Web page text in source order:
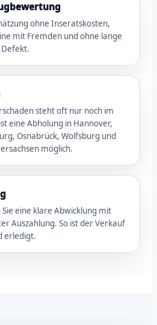
ohne Inseratskosten,
mit Fremden und ohne lange
Defekt.
steht oft nur noch im
eine Abholung in Hannover,
Osnabrück, Wolfsburg und
möglich.
eine klare Abwicklung mit
Auszahlung. So ist der Verkauf
erledigt.